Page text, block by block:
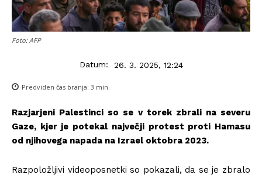
Foto: AFP
Datum: 26. 3. 2025, 12:24
Predviden čas branja: 3 min.
Razjarjeni Palestinci so se v torek zbrali na severu
Gaze, kjer je potekal največji protest proti Hamasu
od njihovega napada na Izrael oktobra 2023.
Razpoložljivi videoposnetki so pokazali, da se je zbralo